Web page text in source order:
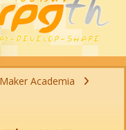
Academia